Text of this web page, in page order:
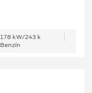
178 kW/243 k
Benzín